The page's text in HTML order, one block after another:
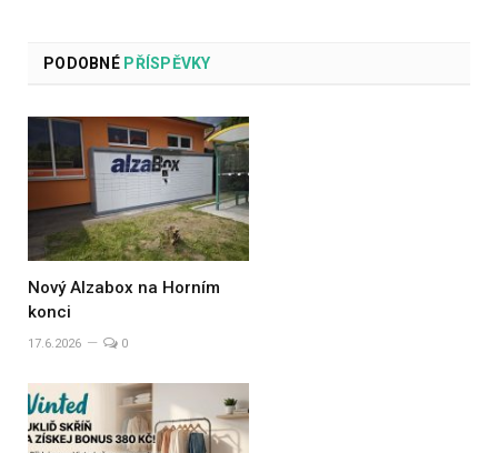
PODOBNÉPŘÍSPĚVKY
Nový Alzabox na Horním
konci
17.6.2026 0